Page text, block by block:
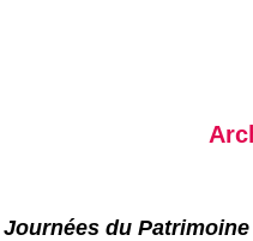
Journées du